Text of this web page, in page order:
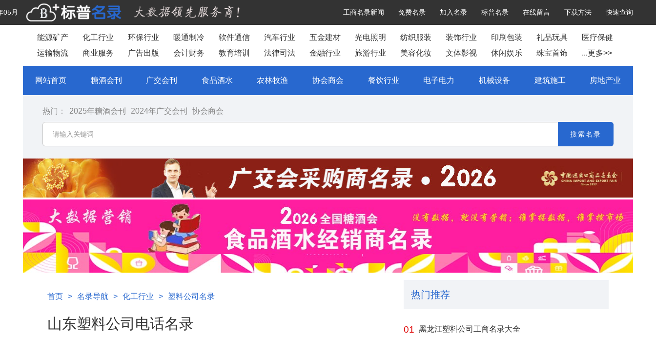
工商名录新闻 免费名录 加入名录 标普名录 在线留言 下载方法 快速查询
05月
能源矿产 化工行业 环保行业 暖通制冷 软件通信 汽车行业 五金建材 光电照明 纺织服装 装饰行业 印刷包装 礼品玩具
医疗保健
运输物流
商业服务 广告出版 会计财务 教育培训 法律司法 金融行业 旅游行业 美容化妆 文体影视 休闲娱乐 珠宝首饰 ...更多>>
网站首页 糖酒会刊 广交会刊 食品酒水 农林牧渔 协会商会 餐饮行业 电子电力 机械设备 建筑施工 房地产业
热门： 2025年糖酒会刊 2024年广交会刊 协会商会
搜索名录
首页 > 名录导航 > 化工行业 > 塑料公司名录
山东塑料公司电话名录
热门推荐
01 黑龙江塑料公司工商名录大全